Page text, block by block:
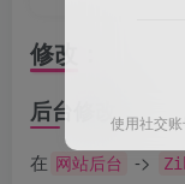
修改：
后台修改：
在 网站后台 ->
使用社交